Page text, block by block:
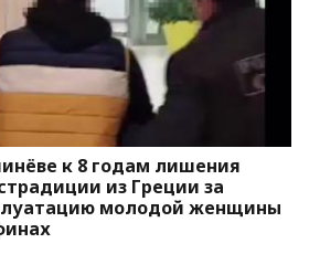
к 8 годам лишения
из Греции за
молодой женщины